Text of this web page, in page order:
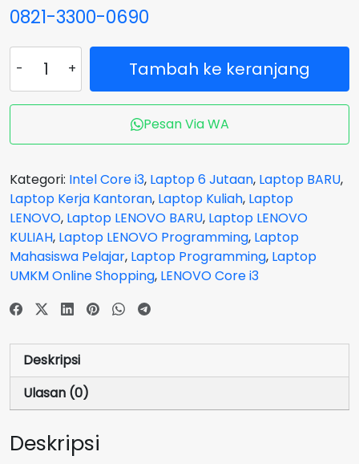
0821-3300-0690
Laptop
LENOVO
IdeaPad
CYID
Core
i3
1215U
RAM
8GB
SSD
512
Arctic
Grey
GARANSI
Tambah ke keranjang
Pesan Via WA
Kategori: Intel Core i3, Laptop 6 Jutaan, Laptop BARU,
Laptop Kerja Kantoran, Laptop Kuliah, Laptop
LENOVO, Laptop LENOVO BARU, Laptop LENOVO
KULIAH, Laptop LENOVO Programming, Laptop
Mahasiswa Pelajar, Laptop Programming, Laptop
UMKM Online Shopping, LENOVO Core i3
Deskripsi
Ulasan (0)
Deskripsi